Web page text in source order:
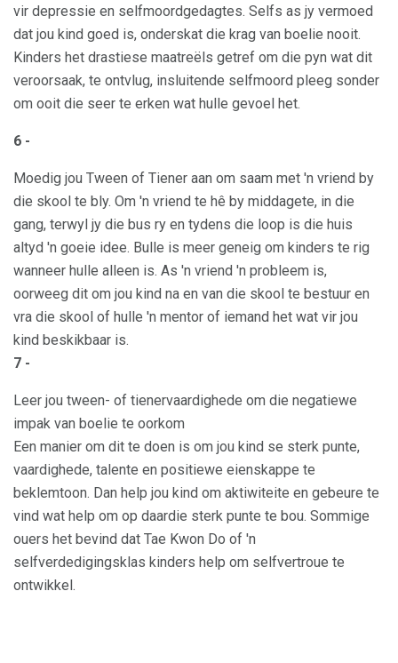
vir depressie en selfmoordgedagtes. Selfs as jy vermoed
dat jou kind goed is, onderskat die krag van boelie nooit.
Kinders het drastiese maatreëls getref om die pyn wat dit
veroorsaak, te ontvlug, insluitende selfmoord pleeg sonder
om ooit die seer te erken wat hulle gevoel het.
6 -
Moedig jou Tween of Tiener aan om saam met 'n vriend by
die skool te bly. Om 'n vriend te hê by middagete, in die
gang, terwyl jy die bus ry en tydens die loop is die huis
altyd 'n goeie idee. Bulle is meer geneig om kinders te rig
wanneer hulle alleen is. As 'n vriend 'n probleem is,
oorweeg dit om jou kind na en van die skool te bestuur en
vra die skool of hulle 'n mentor of iemand het wat vir jou
kind beskikbaar is.
7 -
Leer jou tween- of tienervaardighede om die negatiewe
impak van boelie te oorkom
Een manier om dit te doen is om jou kind se sterk punte,
vaardighede, talente en positiewe eienskappe te
beklemtoon. Dan help jou kind om aktiwiteite en gebeure te
vind wat help om op daardie sterk punte te bou. Sommige
ouers het bevind dat Tae Kwon Do of 'n
selfverdedigingsklas kinders help om selfvertroue te
ontwikkel.